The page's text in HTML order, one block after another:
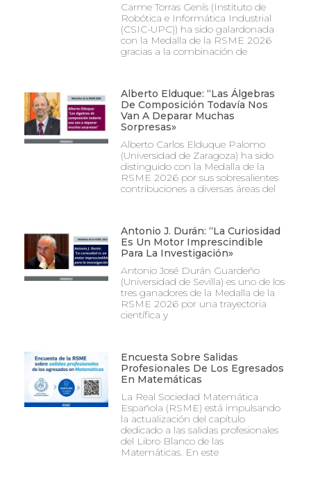
Carme Torras Genís (Instituto de
Robótica e Informática Industrial
(CSIC-UPC)) ha sido galardonada
con la Medalla de la RSME 2026
gracias a la combinación de
Alberto Elduque: “Las Álgebras
De Composición Todavía Nos
Van A Deparar Muchas
Sorpresas»
Alberto Carlos Elduque Palomo
(Universidad de Zaragoza) ha sido
distinguido con la Medalla de la
RSME 2026 por sus sobresalientes
contribuciones a diversas áreas del
Antonio J. Durán: “La Curiosidad
Es Un Motor Imprescindible
Para La Investigación»
Antonio José Durán Guardeño
(Universidad de Sevilla) es uno de los
tres ganadores de la Medalla de la
RSME 2026 por una trayectoria
científica y
Encuesta Sobre Salidas
Profesionales De Los Egresados
En Matemáticas
La Real Sociedad Matemática
Española (RSME) está impulsando
la actualización del capítulo
dedicado a las salidas profesionales
del Libro Blanco de las
Matemáticas. En este